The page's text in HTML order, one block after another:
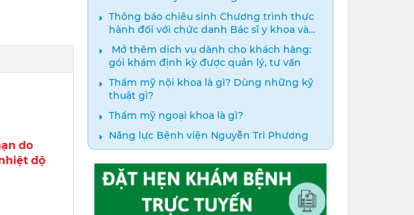
do
độ
bệnh viện
Thông báo chiêu sinh Chương trình thực
hành đối với chức danh Bác sĩ y khoa và
Điều dưỡng năm 2024
️ Mở thêm dịch vụ dành cho khách hàng:
gói khám định kỳ được quản lý, tư vấn
Thẩm mỹ nội khoa là gì? Dùng những kỹ
thuật gì?
Thẩm mỹ ngoại khoa là gì?
Năng lực Bệnh viện Nguyễn Tri Phương